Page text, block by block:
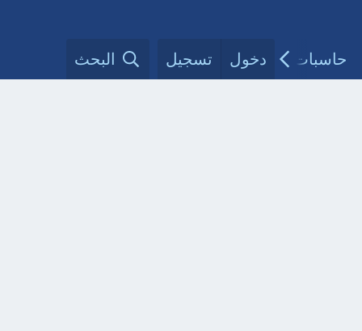
حاسبات طبية مقالات الأطباءدخول تسجيل البحث